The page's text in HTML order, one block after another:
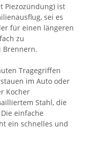
Piezozündung) ist
sei es
für einen längeren
zu
Brennern.
Tragegriffen
im Auto oder
Kocher
Stahl, die
einfache
ein schnelles und